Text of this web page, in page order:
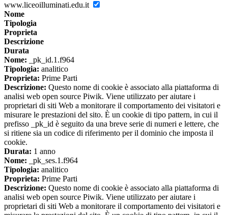
www.liceoilluminati.edu.it
Nome
Tipologia
Proprieta
Descrizione
Durata
Nome: _pk_id.1.f964
Tipologia: analitico
Proprieta: Prime Parti
Descrizione: Questo nome di cookie è associato alla piattaforma di
analisi web open source Piwik. Viene utilizzato per aiutare i
proprietari di siti Web a monitorare il comportamento dei visitatori e
misurare le prestazioni del sito. È un cookie di tipo pattern, in cui il
prefisso _pk_id è seguito da una breve serie di numeri e lettere, che
si ritiene sia un codice di riferimento per il dominio che imposta il
cookie.
Durata: 1 anno
Nome: _pk_ses.1.f964
Tipologia: analitico
Proprieta: Prime Parti
Descrizione: Questo nome di cookie è associato alla piattaforma di
analisi web open source Piwik. Viene utilizzato per aiutare i
proprietari di siti Web a monitorare il comportamento dei visitatori e